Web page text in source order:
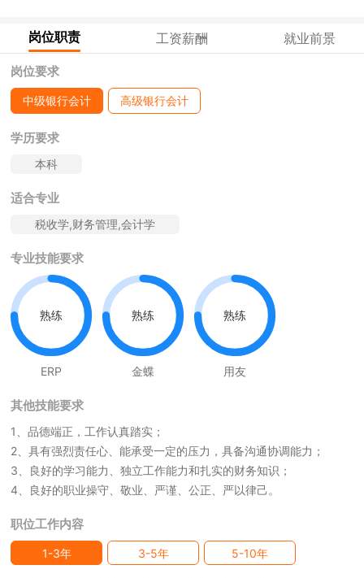
岗位职责 工资薪酬 就业前景
岗位要求
中级银行会计 高级银行会计
学历要求
本科
适合专业
税收学,财务管理,会计学
专业技能要求
熟练
ERP
熟练
金蝶
熟练
用友
其他技能要求
1、品德端正，工作认真踏实；
2、具有强烈责任心、能承受一定的压力，具备沟通协调能力；
3、良好的学习能力、独立工作能力和扎实的财务知识；
4、良好的职业操守、敬业、严谨、公正、严以律己。
职位工作内容
1-3年 3-5年 5-10年